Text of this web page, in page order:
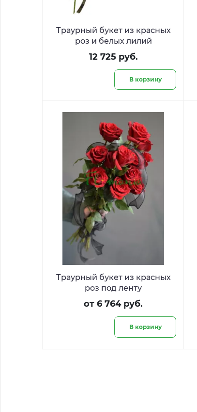
Траурный букет из красных
роз и белых лилий
12 725 руб.
В корзину
Траурный букет из красных
роз под ленту
от 6 764 руб.
В корзину